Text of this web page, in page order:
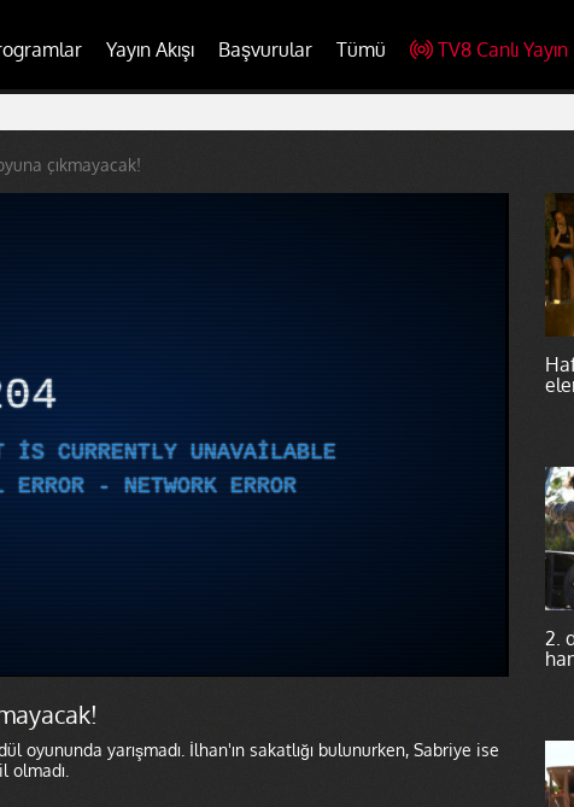
Yayın Akışı Başvurular Tümü TV8 Canlı Yayın
çıkmayacak!
IS CURRENTLY UNAVAILABLE
- NETWORK ERROR
oyununda yarışmadı. İlhan'ın sakatlığı bulunurken, Sabriye ise
2.